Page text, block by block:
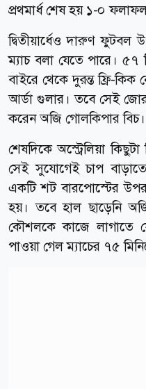
প্রথমার্ধ শেষ হয় ১-০
দ্বিতীয়ার্ধেও দারুণ
ম্যাচ বলা যেতে পারে। ৫৭
বাইরে থেকে দুরন্ত ফ্রি-কিক
আর্ডা গুলার। তবে সেই
করেন অজি গোলকিপার বিচ।
শেষদিকে অস্ট্রেলিয়া
সেই সুযোগেই চাপ
একটি শট বারপোস্টের
হয়। তবে হাল ছাড়েনি
কৌশলকে কাজে লাগাতে
পাওয়া গেল ম্যাচের ৭৫